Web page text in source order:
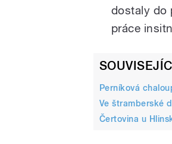
dostaly do
práce
Perníková
Ve štramberské
Čertovina u